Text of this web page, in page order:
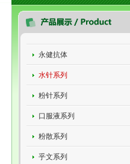
永健抗体
水针系列
粉针系列
口服液系列
粉散系列
乎文系列